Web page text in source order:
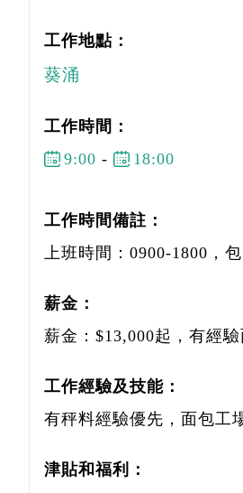
工作地點：
葵涌
工作時間：
9:00 - 18:00
工作時間備註：
上班時間：0900-1800，
薪金：
薪金：$13,000起，有經
工作經驗及技能：
有秤料經驗優先，面包工
津貼和福利：